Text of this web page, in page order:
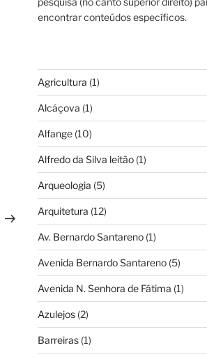
Conteúdo
seguinte
encontrar conteúdos específicos.
Agricultura (1)
Alcáçova (1)
Alfange(10)
Alfredo da Silva leitão(1)
Arqueologia (5)
Arquitetura (12)
Av. Bernardo Santareno(1)
Avenida Bernardo Santareno(5)
Avenida N. Senhora de Fátima (1)
Azulejos(2)
Barreiras(1)